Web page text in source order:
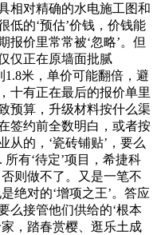
相对精确的水电施工图和
低的‘预估’价钱，价钱能
报价里常常被‘忽略’。但
仅正在原墙面批腻
1.8米，单价可能翻倍，避
十有正在最后的报价单里
预算，升级材料按什么渠
签约前全数明白，或者按
从的，‘瓷砖铺贴’，要么
所有‘待定’项目，希捷科
则做不了。又是一笔不
绝对的‘增项之王’。答应
么接管他们供给的‘根本
，踏春赏樱、逛乐土成